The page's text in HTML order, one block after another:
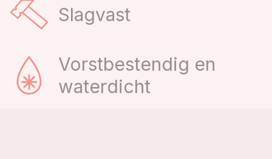
Slagvast
Vorstbestendig en
waterdicht